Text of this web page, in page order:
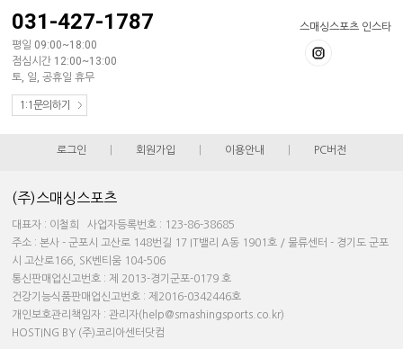
스매싱스포츠 인스타
031-427-1787
평일 09:00~18:00
점심시간 12:00~13:00
토, 일, 공휴일 휴무
1:1문의하기
로그인 회원가입 이용안내 PC버전
(주)스매싱스포츠
대표자 : 이철희 사업자등록번호 : 123-86-38685
주소 : 본사 - 군포시 고산로 148번길 17 IT밸리 A동 1901호 / 물류센터 - 경기도 군포
시 고산로166, SK벤티움 104-506
통신판매업신고번호 : 제 2013-경기군포-0179 호
건강기능식품판매업신고번호 : 제2016-0342446호
개인보호관리책임자 : 관리자(help@smashingsports.co.kr)
HOSTING BY (주)코리아센터닷컴